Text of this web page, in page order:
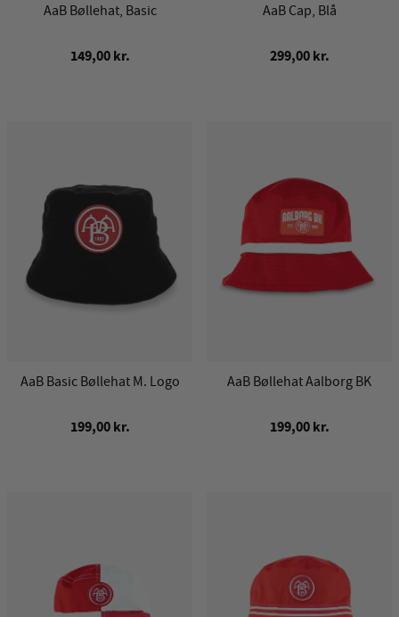
AaB Bøllehat, Basic
149,00 kr.
AaB Cap, Blå
299,00 kr.
AaB Basic Bøllehat M. Logo
199,00 kr.
AaB Bøllehat Aalborg BK
199,00 kr.